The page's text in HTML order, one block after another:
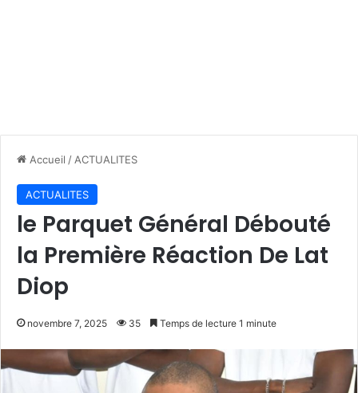
Accueil / ACTUALITES
ACTUALITES
le Parquet Général Débouté
la Première Réaction De Lat
Diop
novembre 7, 2025 35 Temps de lecture 1 minute